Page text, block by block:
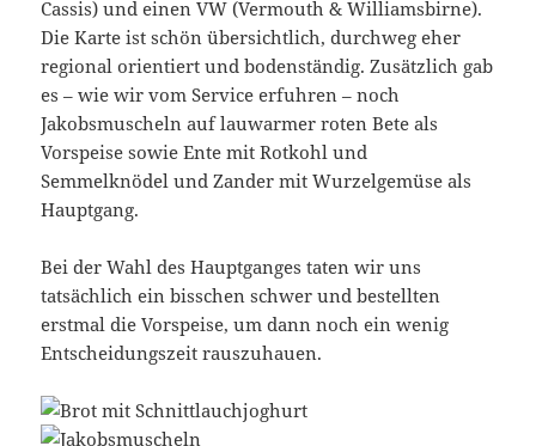
Cassis) und einen VW (Vermouth & Williamsbirne).
Die Karte ist schön übersichtlich, durchweg eher
regional orientiert und bodenständig. Zusätzlich gab
es – wie wir vom Service erfuhren – noch
Jakobsmuscheln auf lauwarmer roten Bete als
Vorspeise sowie Ente mit Rotkohl und
Semmelknödel und Zander mit Wurzelgemüse als
Hauptgang.
Bei der Wahl des Hauptganges taten wir uns
tatsächlich ein bisschen schwer und bestellten
erstmal die Vorspeise, um dann noch ein wenig
Entscheidungszeit rauszuhauen.